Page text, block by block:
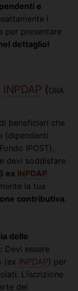
e
i
per presentare
dettaglio!
INPDAP (ora
beneficiari che
(dipendenti
IPOST),
devi soddisfare
ex INPDAP.
la tua
contributiva.
delle
Devi essere
(ex INPDAP) per
L’iscrizione
dei